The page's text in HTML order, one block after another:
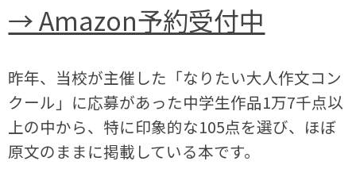
→ Amazon予約受付中
昨年、当校が主催した「なりたい大人作文コン
クール」に応募があった中学生作品1万7千点以
上の中から、特に印象的な105点を選び、ほぼ
原文のままに掲載している本です。